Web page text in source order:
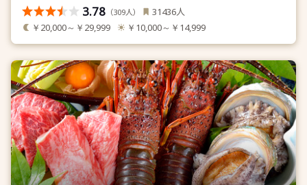
3.78 （309人） 31436人
￥20,000～￥29,999 ￥10,000～￥14,999